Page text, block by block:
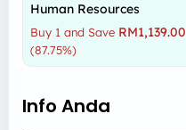
Human Resources
Buy 1 and Save RM1,139.00
(87.75%)
Info Anda